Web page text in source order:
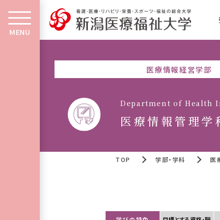
MENU
医療情報経営学部
Department of Health
医療情報管理学
TOP 学部・学科 医